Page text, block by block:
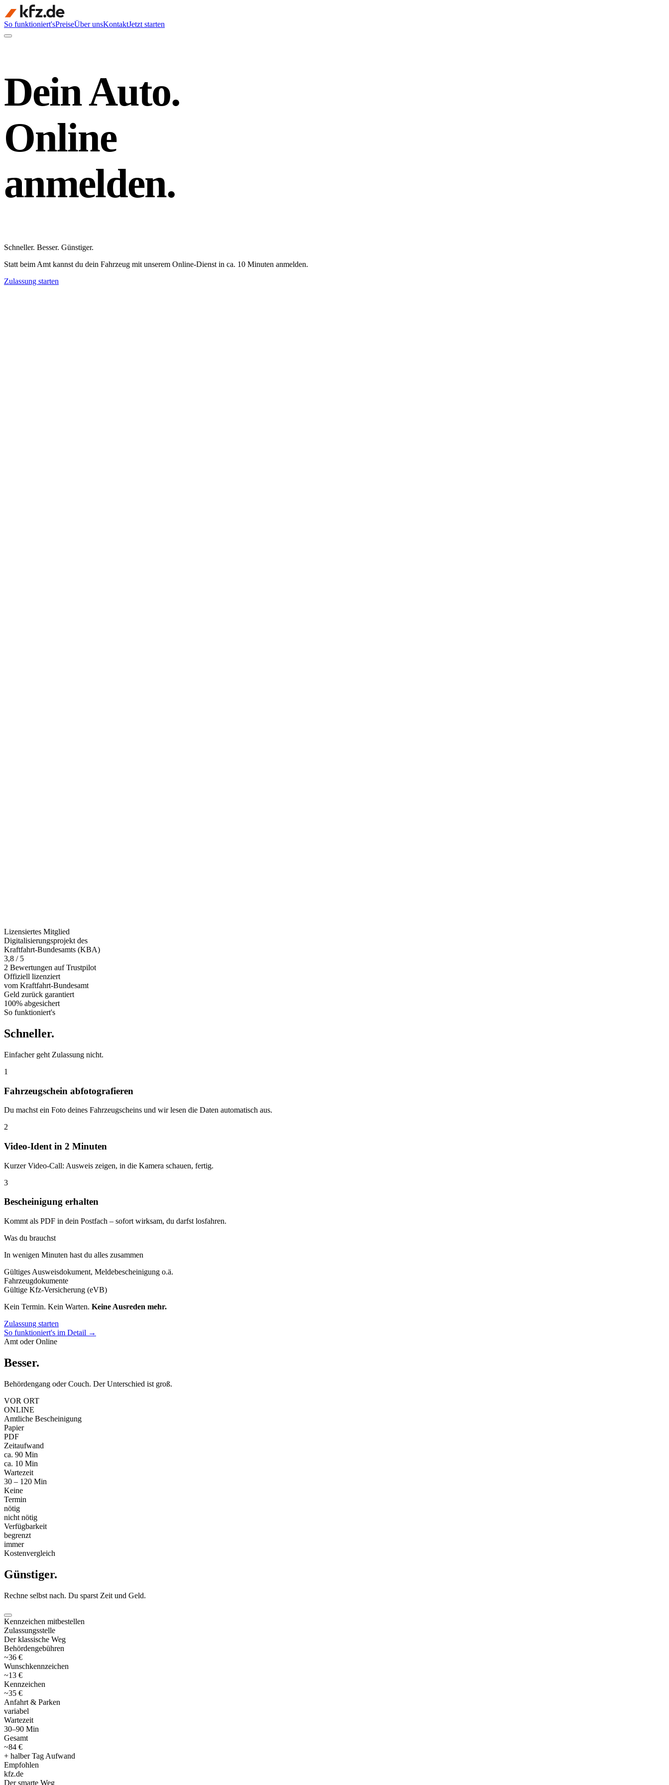
So funktioniert'sPreiseÜber unsKontaktJetzt starten
Dein Auto.
Online
anmelden.
Schneller. Besser. Günstiger.
Statt beim Amt kannst du dein Fahrzeug mit unserem Online-Dienst in ca. 10 Minuten anmelden.
Zulassung starten
Lizensiertes Mitglied
Digitalisierungsprojekt des
Kraftfahrt-Bundesamts (KBA)
3,8 / 5
2 Bewertungen auf Trustpilot
Offiziell lizenziert
vom Kraftfahrt-Bundesamt
Geld zurück garantiert
100% abgesichert
So funktioniert's
Schneller.
Einfacher geht Zulassung nicht.
1
Fahrzeugschein abfotografieren
Du machst ein Foto deines Fahrzeugscheins und wir lesen die Daten automatisch aus.
2
Video-Ident in 2 Minuten
Kurzer Video-Call: Ausweis zeigen, in die Kamera schauen, fertig.
3
Bescheinigung erhalten
Kommt als PDF in dein Postfach – sofort wirksam, du darfst losfahren.
Was du brauchst
In wenigen Minuten hast du alles zusammen
Gültiges Ausweisdokument, Meldebescheinigung o.ä.
Fahrzeugdokumente
Gültige Kfz-Versicherung (eVB)
Kein Termin. Kein Warten. Keine Ausreden mehr.
Zulassung starten
So funktioniert's im Detail →
Amt oder Online
Besser.
Behördengang oder Couch. Der Unterschied ist groß.
VOR ORT
ONLINE
Amtliche Bescheinigung
Papier
PDF
Zeitaufwand
ca. 90 Min
ca. 10 Min
Wartezeit
30 – 120 Min
Keine
Termin
nötig
nicht nötig
Verfügbarkeit
begrenzt
immer
Kostenvergleich
Günstiger.
Rechne selbst nach. Du sparst Zeit und Geld.
Kennzeichen mitbestellen
Zulassungsstelle
Der klassische Weg
Behördengebühren
~36 €
Wunschkennzeichen
~13 €
Kennzeichen
~35 €
Anfahrt & Parken
variabel
Wartezeit
30–90 Min
Gesamt
~84 €
+ halber Tag Aufwand
Empfohlen
kfz.de
Der smarte Weg